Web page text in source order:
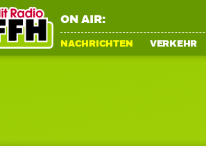
ON AIR:
NACHRICHTEN VERKEHR